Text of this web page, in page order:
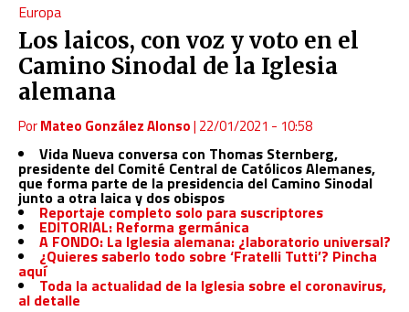
Europa
Los laicos, con voz y voto en el
Camino Sinodal de la Iglesia
alemana
PorMateo González Alonso| 22/01/2021 - 10:58
Vida Nueva conversa con Thomas Sternberg,
presidente del Comité Central de Católicos Alemanes,
que forma parte de la presidencia del Camino Sinodal
junto a otra laica y dos obispos
Reportaje completo solo para suscriptores
EDITORIAL: Reforma germánica
A FONDO: La Iglesia alemana: ¿laboratorio universal?
¿Quieres saberlo todo sobre ‘Fratelli Tutti’? Pincha
aquí
Toda la actualidad de la Iglesia sobre el coronavirus,
al detalle